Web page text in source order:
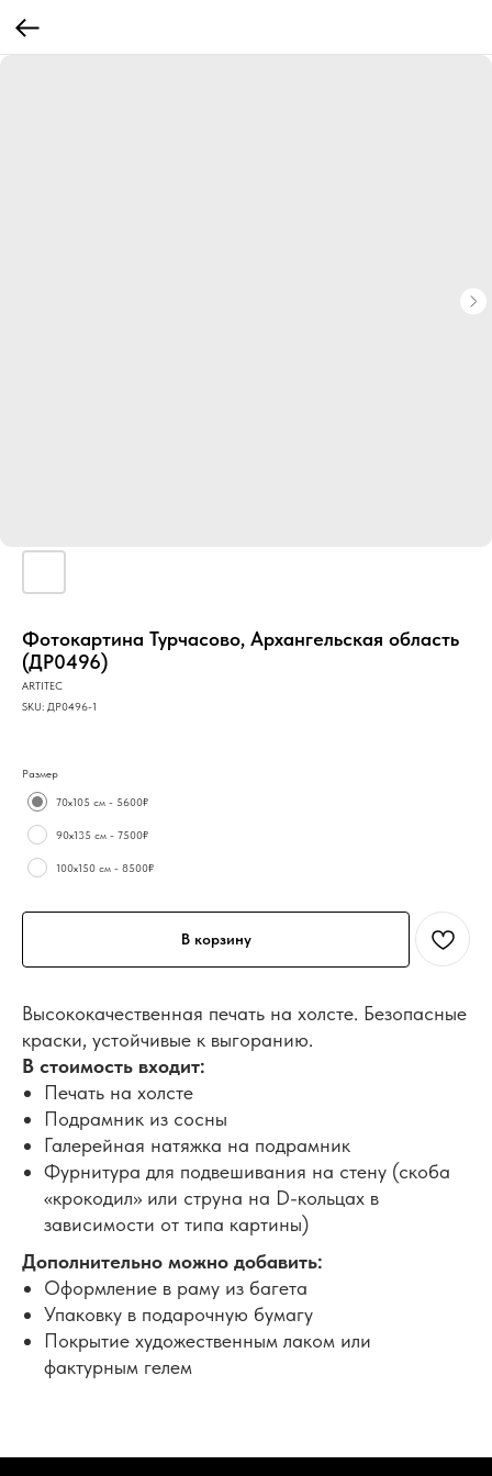
Фотокартина Турчасово, Архангельская область
(ДР0496)
ARTITEC
SKU: ДР0496-1
Размер
70х105 см - 5600₽
90х135 см - 7500₽
100х150 см - 8500₽
В корзину
Высококачественная печать на холсте. Безопасные
краски, устойчивые к выгоранию.
В стоимость входит:
Печать на холсте
Подрамник из сосны
Галерейная натяжка на подрамник
Фурнитура для подвешивания на стену (скоба
«крокодил» или струна на D-кольцах в
зависимости от типа картины)
Дополнительно можно добавить:
Оформление в раму из багета
Упаковку в подарочную бумагу
Покрытие художественным лаком или
фактурным гелем